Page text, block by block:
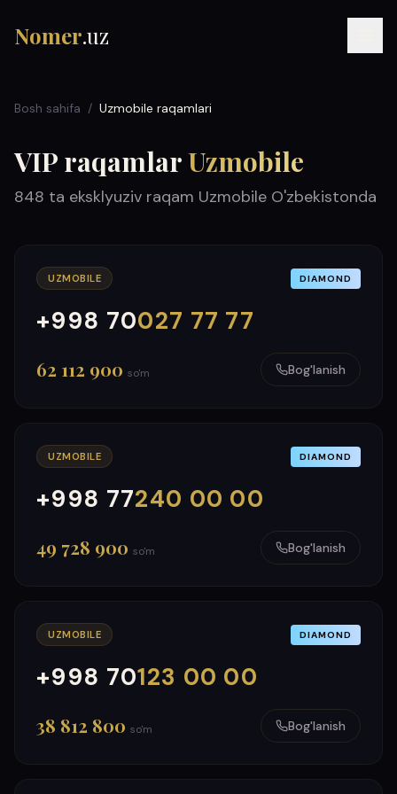
Nomer.uz
Bosh sahifa / Uzmobile raqamlari
VIP raqamlarUzmobile
848 ta eksklyuziv raqam Uzmobile O'zbekistonda
UZMOBILE DIAMOND
+998 70027 77 77
000
999
62 112 900 so'm Bog'lanish
UZMOBILE DIAMOND
+998 77240 00 00
000
999
49 728 900 so'm Bog'lanish
UZMOBILE DIAMOND
+998 70123 00 00
000
999
38 812 800 so'm Bog'lanish